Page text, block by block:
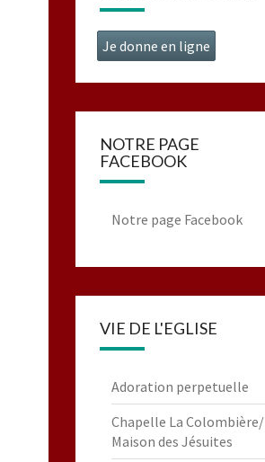
Je donne en ligne
NOTRE PAGE
FACEBOOK
Notre page Facebook
VIE DE L'EGLISE
Adoration perpetuelle
Chapelle La Colombière/
Maison des Jésuites